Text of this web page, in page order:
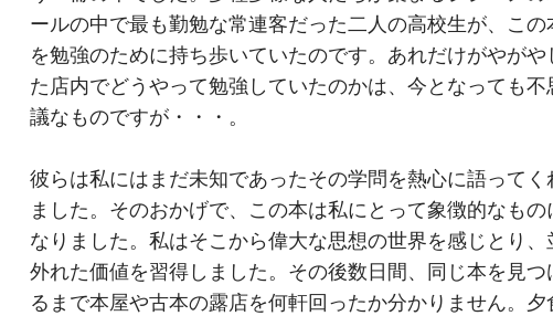
ールの中で最も勤勉な常連客だった二人の高校生が、この
を勉強のために持ち歩いていたのです。あれだけがやがや
た店内でどうやって勉強していたのかは、今となっても不
議なものですが・・・。
彼らは私にはまだ未知であったその学問を熱心に語ってく
ました。そのおかげで、この本は私にとって象徴的なもの
なりました。私はそこから偉大な思想の世界を感じとり、
外れた価値を習得しました。その後数日間、同じ本を見つ
るまで本屋や古本の露店を何軒回ったか分かりません。夕